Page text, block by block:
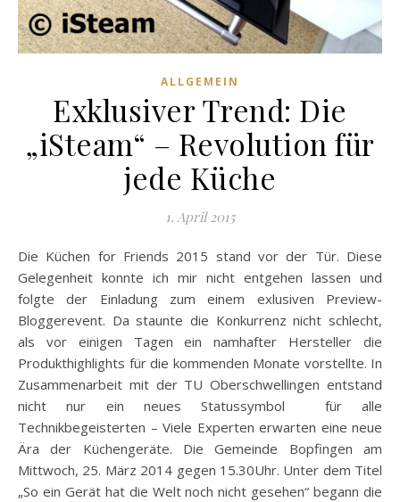
ALLGEMEIN
Exklusiver Trend: Die
„iSteam“ – Revolution für
jede Küche
1. April 2015
Die Küchen for Friends 2015 stand vor der Tür. Diese
Gelegenheit konnte ich mir nicht entgehen lassen und
folgte der Einladung zum einem exlusiven Preview-
Bloggerevent. Da staunte die Konkurrenz nicht schlecht,
als vor einigen Tagen ein namhafter Hersteller die
Produkthighlights für die kommenden Monate vorstellte. In
Zusammenarbeit mit der TU Oberschwellingen entstand
nicht nur ein neues Statussymbol für alle
Technikbegeisterten – Viele Experten erwarten eine neue
Ära der Küchengeräte. Die Gemeinde Bopfingen am
Mittwoch, 25. März 2014 gegen 15.30Uhr. Unter dem Titel
„So ein Gerät hat die Welt noch nicht gesehen“ begann die